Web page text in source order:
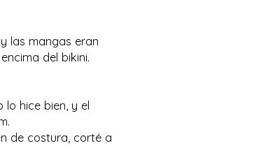
las mangas eran
del bikini.
hice bien, y el
de costura, corté a